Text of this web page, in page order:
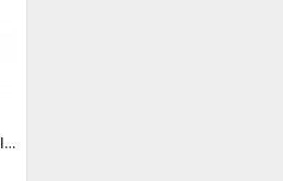
Set vase gatit inox zilan zln1344 - 7 piese, capace sticla, compatibil inductie, gaz, electric